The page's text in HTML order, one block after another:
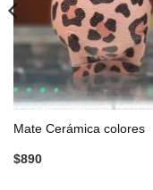
Mate Cerámica colores
$890